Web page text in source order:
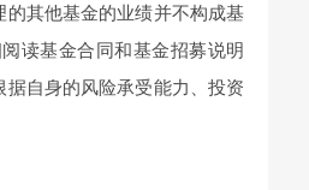
其他基金的业绩并不构成基
读基金合同和基金招募说明
自身的风险承受能力、投资